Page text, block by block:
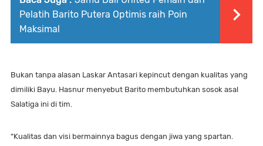
Pelatih Barito Putera Optimis raih Poin
Maksimal
Bukan tanpa alasan Laskar Antasari kepincut dengan kualitas yang
dimiliki Bayu. Hasnur menyebut Barito membutuhkan sosok asal
Salatiga ini di tim.
“Kualitas dan visi bermainnya bagus dengan jiwa yang spartan.